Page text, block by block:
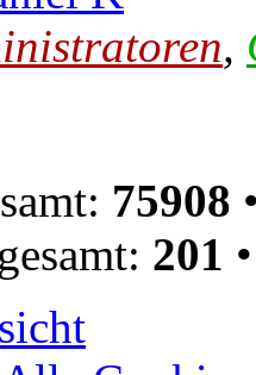
,
75908
201